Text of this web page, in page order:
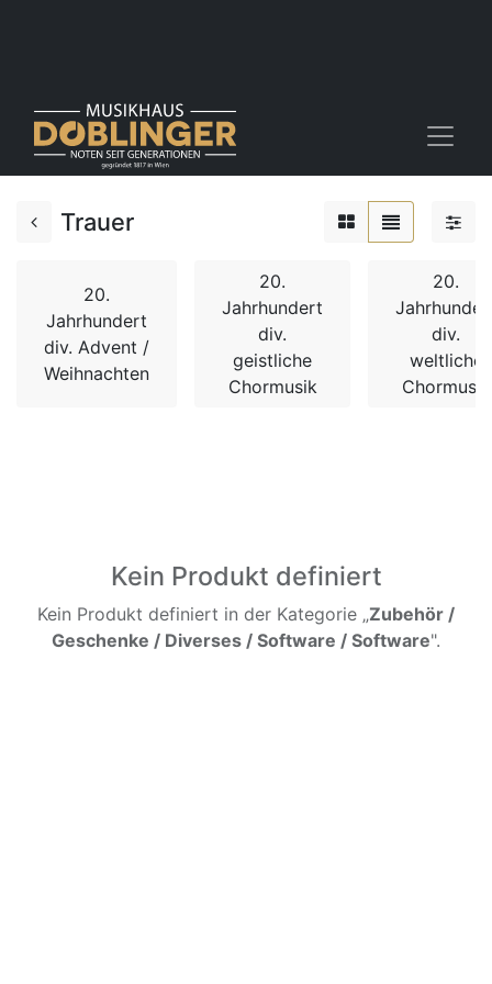
Trauer
20.
Jahrhundert
div. Advent /
Weihnachten
20.
Jahrhundert
div.
geistliche
Chormusik
20.
div.
weltliche
Chormusik
Kein Produkt definiert
Kein Produkt definiert in der Kategorie „Zubehör /
Geschenke / Diverses / Software / Software".